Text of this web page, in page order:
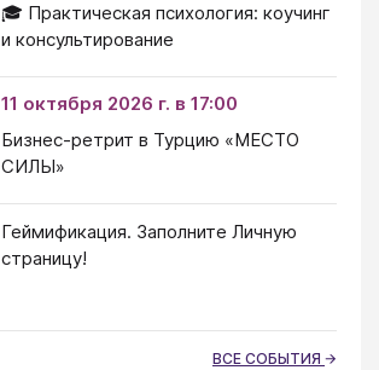
🎓 Практическая психология: коучинг
и консультирование
11 октября 2026 г. в 17:00
Бизнес-ретрит в Турцию «МЕСТО
СИЛЫ»
Геймификация. Заполните Личную
страницу!
ВСЕ СОБЫТИЯ